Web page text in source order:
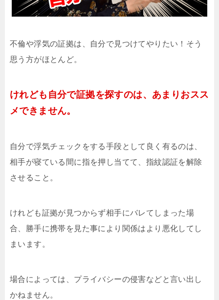
不倫や浮気の証拠は、自分で見つけてやりたい！そう
思う方がほとんど。
けれども自分で証拠を探すのは、あまりおスス
メできません。
自分で浮気チェックをする手段として良く有るのは、
相手が寝ている間に指を押し当てて、指紋認証を解除
させること。
けれども証拠が見つからず相手にバレてしまった場
合、勝手に携帯を見た事により関係はより悪化してし
まいます。
場合によっては、プライバシーの侵害などと言い出し
かねません。